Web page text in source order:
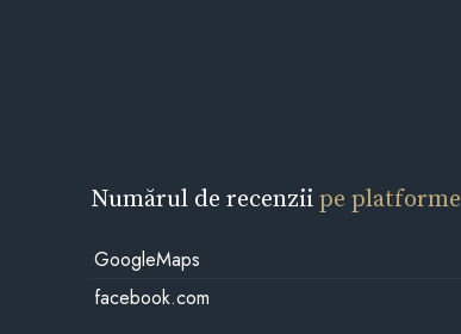
Numărul de recenziipe platforme
GoogleMaps
facebook.com